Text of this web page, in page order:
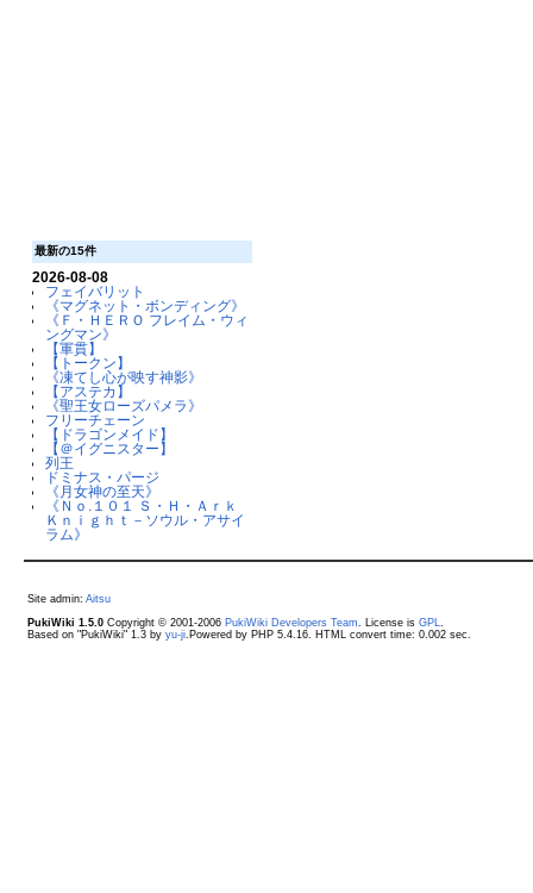
最新の15件
2026-08-08
フェイバリット
《マグネット・ボンディング》
《Ｆ・ＨＥＲＯ フレイム・ウィ
ングマン》
【軍貫】
【トークン】
《凍てし心が映す神影》
【アステカ】
《聖王女ローズパメラ》
フリーチェーン
【ドラゴンメイド】
【＠イグニスター】
列王
ドミナス・パージ
《月女神の至天》
《Ｎｏ.１０１ Ｓ・Ｈ・Ａｒｋ
Ｋｎｉｇｈｔ－ソウル・アサイ
ラム》
Site admin: Aitsu
PukiWiki 1.5.0Copyright © 2001-2006 PukiWiki Developers Team . License is GPL
Based on "PukiWiki" 1.3 by yu-ji.Powered by PHP 5.4.16. HTML convert time: 0.002 sec.